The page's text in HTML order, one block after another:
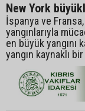
New York
İspanya ve Fransa,
yangınlarıyla
en büyük yangını
yangın kaynaklı